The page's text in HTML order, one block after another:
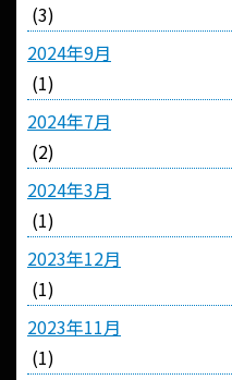
(3)
2024年9月
(1)
2024年7月
(2)
2024年3月
(1)
2023年12月
(1)
2023年11月
(1)